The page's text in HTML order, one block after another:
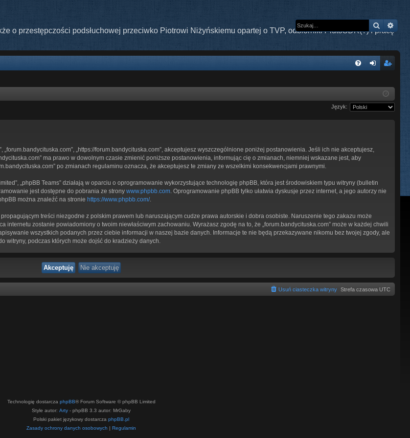
o przestępczości podsłuchowej przeciwko Piotrowi Niżyńskiemu opartej o TVP, odbiorniki PlutoSDR(?) i pracę
Szukaj
ej
es
Język:
„forum.bandycituska.com”, „https://forum.bandycituska.com”, akceptujesz wyszczególnione poniżej postanowienia. Jeśli ich nie akceptujesz,
ma prawo w dowolnym czasie zmienić poniższe postanowienia, informując cię o zmianach, niemniej wskazane jest, aby
po zmianach regulaminu oznacza, że akceptujesz te zmiany ze wszelkimi konsekwencjami prawnymi.
„phpBB Teams” działają w oparciu o oprogramowanie wykorzystujące technologię phpBB, która jest środowiskiem typu witryny (bulletin
jest dostępne do pobrania ze strony www.phpbb.com. Oprogramowanie phpBB tylko ułatwia dyskusje przez internet, a jego autorzy nie
można znaleźć na stronie https://www.phpbb.com/.
treści niezgodne z polskim prawem lub naruszającym cudze prawa autorskie i dobra osobiste. Naruszenie tego zakazu może
internetu zostanie powiadomiony o twoim niewłaściwym zachowaniu. Wyrażasz zgodę na to, że „forum.bandycituska.com” może w każdej chwili
wszystkich podanych przez ciebie informacji w naszej bazie danych. Informacje te nie będą przekazywane nikomu bez twojej zgody, ale
witryny, podczas których może dojść do kradzieży danych.
Strefa czasowa UTC
Usuń ciasteczka witryny
Technologię dostarcza phpBB® Forum Software © phpBB Limited
Style autor: Arty - phpBB 3.3 autor: MrGaby
Polski pakiet językowy dostarcza phpBB.pl
Zasady ochrony danych osobowych | Regulamin